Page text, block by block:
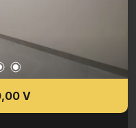
a Rodovia
a supermercados,
da cidade
Cód.:
referente aos
V